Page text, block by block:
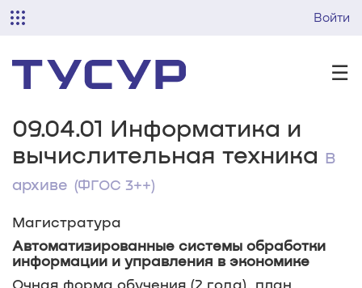
Войти
☰
09.04.01 Информатика и
вычислительная техника В
архиве (ФГОС 3++)
Магистратура
Автоматизированные системы обработки
информации и управления в экономике
Очная форма обучения (2 года), план